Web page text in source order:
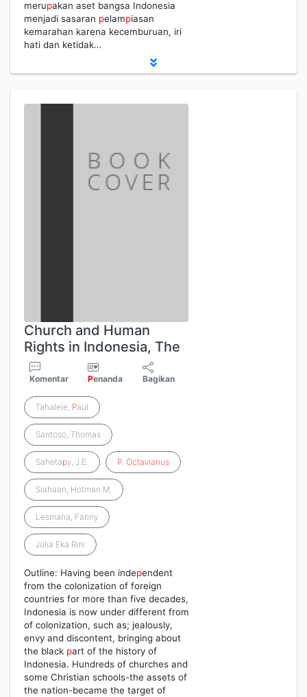
merupakan aset bangsa Indonesia
menjadi sasaran pelampiasan
kemarahan karena kecemburuan, iri
hati dan ketidak…
Church and Human
Rights in Indonesia, The
Komentar Penanda Bagikan
Tahalele, Paul
Santoso, Thomas
Sahetapy, J.E. P. Octavianus
Siahaan, Hotman M.
Lesmana, Fanny
Julia Eka Rini
Outline: Having been independent
from the colonization of foreign
countries for more than five decades,
Indonesia is now under different from
of colonization, such as; jealously,
envy and discontent, bringing about
the black part of the history of
Indonesia. Hundreds of churches and
some Christian schools-the assets of
the nation-became the target of